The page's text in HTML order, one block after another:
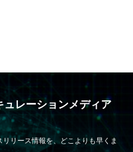
レーションメディア
リース情報を、どこよりも早くま